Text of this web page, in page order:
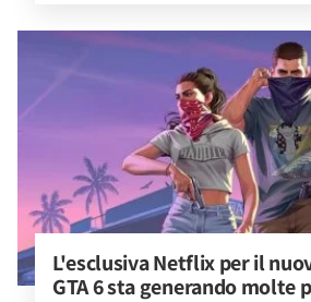
L'esclusiva Netflix per il
GTA 6 sta generando molte